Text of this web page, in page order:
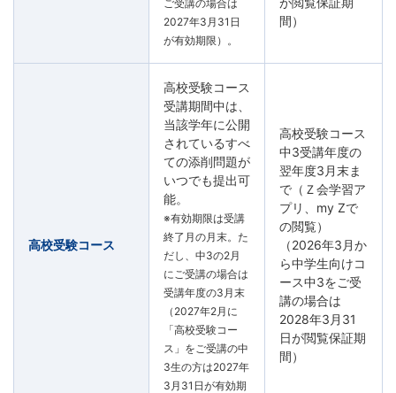
ご受講の場合は
2027年3月31日
が有効期限）。
間）
高校受験コース
高校受験コース
受講期間中は、
当該学年に公開
されているすべ
ての添削問題が
いつでも提出可
能。
※有効期限は受講
終了月の月末。た
だし、中3の2月
にご受講の場合は
受講年度の3月末
（2027年2月に
「高校受験コー
ス」をご受講の中
3生の方は2027年
3月31日が有効期
高校受験コース
中3受講年度の
翌年度3月末ま
で（Ｚ会学習ア
プリ、my Zで
の閲覧）
（2026年3月か
ら中学生向けコ
ース中3をご受
講の場合は
2028年3月31
日が閲覧保証期
間）